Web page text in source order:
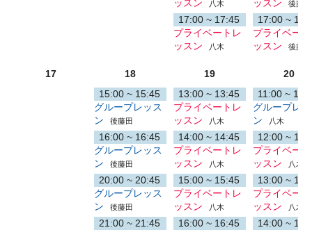
ッスン
八木
17:00 ~ 17:45
プライベートレ
ッスン
八木
ッスン
後藤田
17:00 ~
プライベー
ッスン
後藤田
17
18
15:00 ~ 15:45
グループレッス
ン
後藤田
16:00 ~ 16:45
グループレッス
ン
後藤田
20:00 ~ 20:45
グループレッス
ン
後藤田
21:00 ~ 21:45
19
13:00 ~ 13:45
プライベートレ
ッスン
八木
14:00 ~ 14:45
プライベートレ
ッスン
八木
15:00 ~ 15:45
プライベートレ
ッスン
八木
16:00 ~ 16:45
20
11:00 ~
グループレ
ン
八木
12:00 ~
プライベー
ッスン
八木
13:00 ~
プライベー
ッスン
八木
14:00 ~